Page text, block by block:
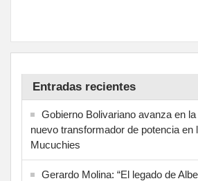
Entradas recientes
Gobierno Bolivariano avanza en
nuevo transformador de potencia en
Mucuchies
Gerardo Molina: “El legado de